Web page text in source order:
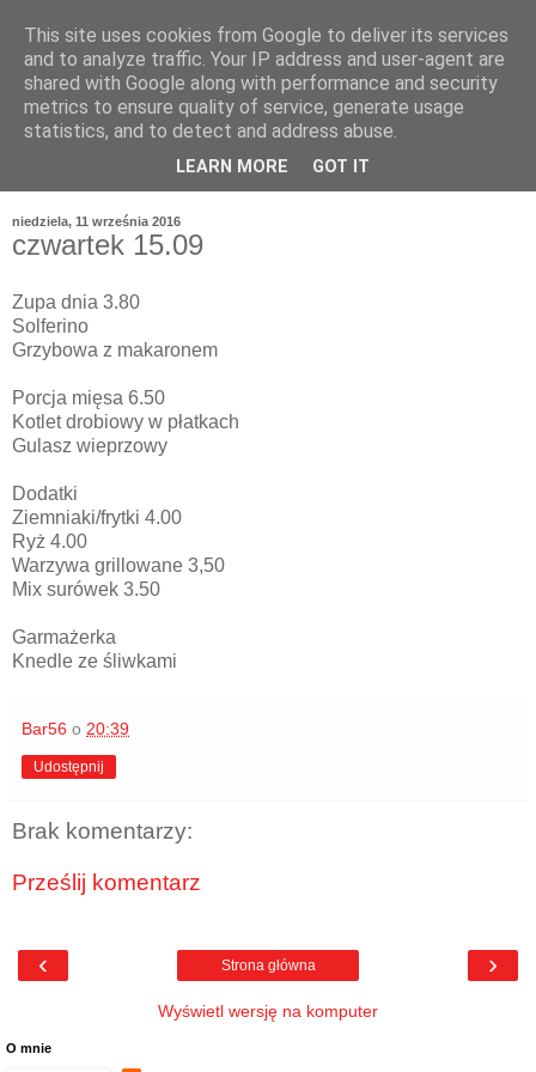
niedziela, 11 września 2016
czwartek 15.09
Zupa dnia 3.80
Solferino
Grzybowa z makaronem
Porcja mięsa 6.50
Kotlet drobiowy w płatkach
Gulasz wieprzowy
Dodatki
Ziemniaki/frytki 4.00
Ryż 4.00
Warzywa grillowane 3,50
Mix surówek 3.50
Garmażerka
Knedle ze śliwkami
Bar56 o 20:39
Udostępnij
Brak komentarzy:
Prześlij komentarz
‹ ›
Strona główna
Wyświetl wersję na komputer
O mnie
This site uses cookies from Google to deliver its services
and to analyze traffic. Your IP address and user-agent are
shared with Google along with performance and security
metrics to ensure quality of service, generate usage
statistics, and to detect and address abuse.
LEARN MORE GOT IT